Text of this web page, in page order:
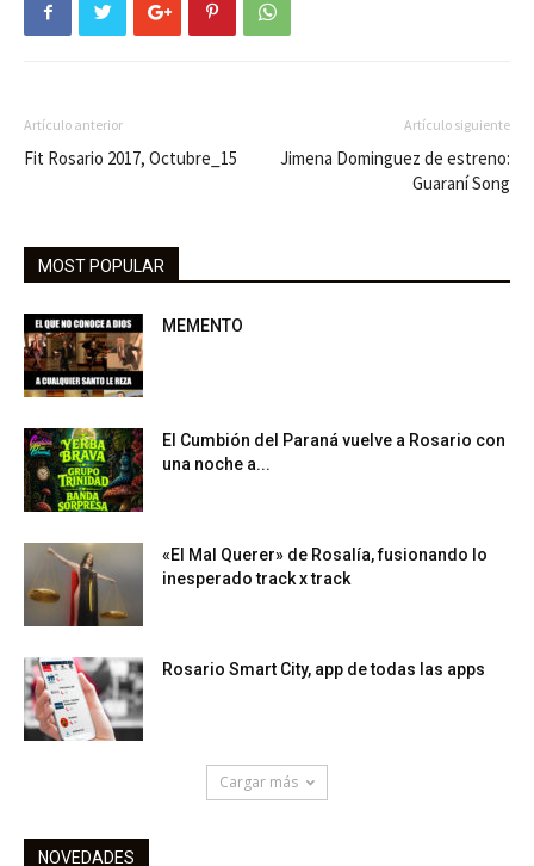
Artículo anterior
Fit Rosario 2017, Octubre_15
Artículo siguiente
Jimena Dominguez de estreno:
Guaraní Song
MOST POPULAR
MEMENTO
El Cumbión del Paraná vuelve a Rosario con
una noche a...
«El Mal Querer» de Rosalía, fusionando lo
inesperado track x track
Rosario Smart City, app de todas las apps
Cargar más
NOVEDADES